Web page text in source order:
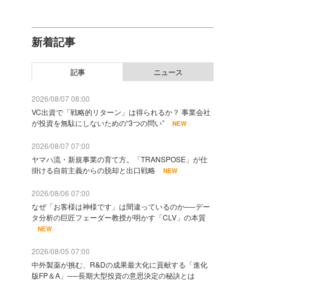
新着記事
記事 ニュース
2026/08/07 08:00
VC出資で「戦略的リターン」は得られるか？ 事業会社
が投資を無駄にしないための“3つの問い”
NEW
2026/08/07 07:00
ヤマハ流・新規事業の育て方。「TRANSPOSE」が仕
掛ける自前主義からの脱却と出口戦略
NEW
2026/08/06 07:00
なぜ「お客様は神様です」は間違っているのか──デー
タ分析の巨匠フェーダー教授が明かす「CLV」の本質
NEW
2026/08/05 07:00
中外製薬が挑む、R&Dの成果最大化に貢献する「進化
版FP＆A」──長期大型投資の意思決定の秘訣とは